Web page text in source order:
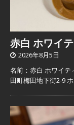
赤白 ホワイ
2026年8月5日
名前：赤白 ホワイテ
田町梅田地下街2-9